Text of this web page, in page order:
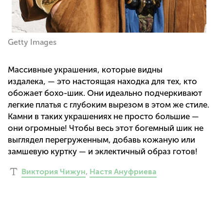
Getty Images
Массивные украшения, которые видны
издалека, — это настоящая находка для тех, кто
обожает бохо-шик. Они идеально подчеркивают
легкие платья с глубоким вырезом в этом же стиле.
Камни в таких украшениях не просто большие —
они огромные! Чтобы весь этот богемный шик не
выглядел перегруженным, добавь кожаную или
замшевую куртку — и эклектичный образ готов!
Виктория Чижун, Настя Ануфриева